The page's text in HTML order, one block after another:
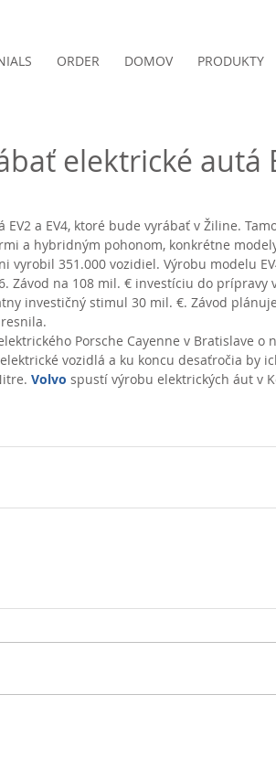
ORDER DOMOV PRODUKTY
elektrické autá
a EV4, ktoré bude vyrábať v Žiline.
a hybridným pohonom, konkrétne
vyrobil 351.000 vozidiel. Výrobu modelu
Závod na 108 mil. € investíciu do prípravy
investičný stimul 30 mil. €. Závod
Porsche Cayenne v Bratislave o
vozidlá a ku koncu desaťročia by
Volvo spustí výrobu elektrických áut v